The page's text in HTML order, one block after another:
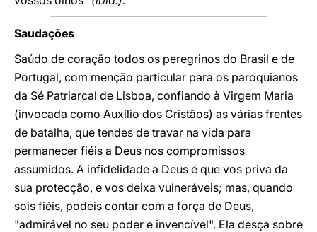
Saudações
Saúdo de coração todos os peregrinos do Brasil e de
Portugal, com menção particular para os paroquianos
da Sé Patriarcal de Lisboa, confiando à Virgem Maria
(invocada como Auxílio dos Cristãos) as várias frentes
de batalha, que tendes de travar na vida para
permanecer fiéis a Deus nos compromissos
assumidos. A infidelidade a Deus é que vos priva da
sua protecção, e vos deixa vulneráveis; mas, quando
sois fiéis, podeis contar com a força de Deus,
"admirável no seu poder e invencível". Ela desça sobre